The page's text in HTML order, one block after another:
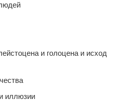
и голоцена и исход
иллюзии